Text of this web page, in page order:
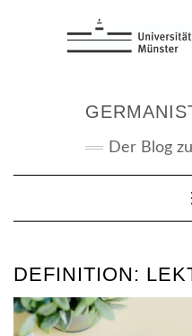
Der Blog
DEFINITION: